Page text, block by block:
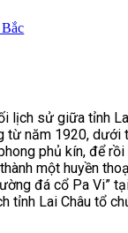
sử giữa tỉnh
năm 1920, dưới
phủ kín, để
một huyền
đá cổ Pa Vi”
tỉnh Lai Châu tổ